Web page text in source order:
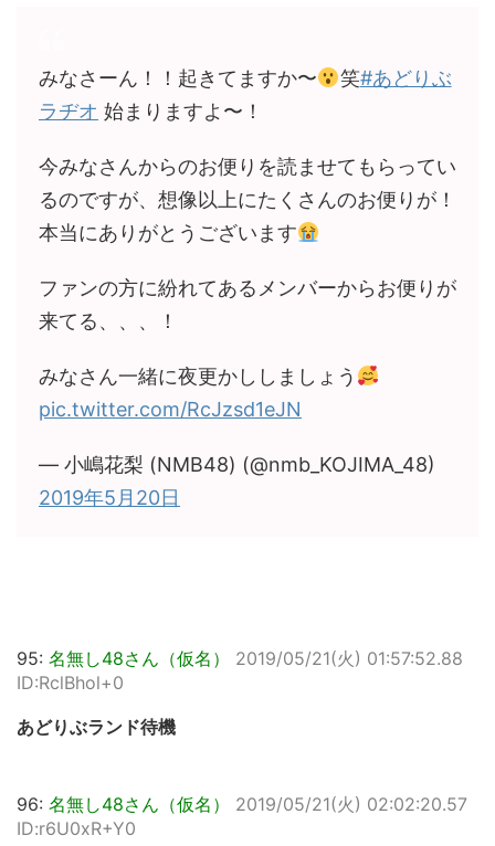
みなさーん！！起きてますか〜 笑#あどりぶ
ラヂオ 始まりますよ〜！
今みなさんからのお便りを読ませてもらってい
るのですが、想像以上にたくさんのお便りが！
本当にありがとうございます
ファンの方に紛れてあるメンバーからお便りが
来てる、、、！
みなさん一緒に夜更かししましょう
pic.twitter.com/RcJzsd1eJN
— 小嶋花梨 (NMB48) (@nmb_KOJIMA_48)
2019年5月20日
95: 名無し48さん（仮名）
2019/05/21(火) 01:57:52.88
ID:RclBhol+0
あどりぶランド待機
96: 名無し48さん（仮名）
2019/05/21(火) 02:02:20.57
ID:r6U0xR+Y0